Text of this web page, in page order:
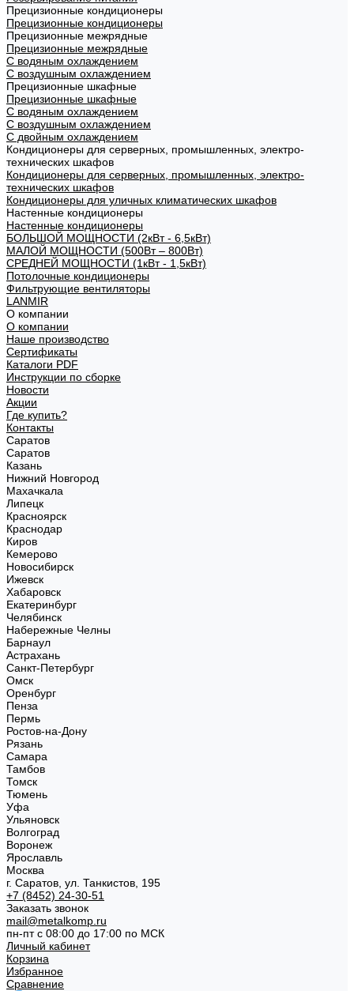
Прецизионные кондиционеры
Прецизионные кондиционеры
Прецизионные межрядные
Прецизионные межрядные
С водяным охлаждением
С воздушным охлаждением
Прецизионные шкафные
Прецизионные шкафные
С водяным охлаждением
С воздушным охлаждением
С двойным охлаждением
Кондиционеры для серверных, промышленных, электро-
технических шкафов
Кондиционеры для серверных, промышленных, электро-
технических шкафов
Кондиционеры для уличных климатических шкафов
Настенные кондиционеры
Настенные кондиционеры
БОЛЬШОЙ МОЩНОСТИ (2кВт - 6,5кВт)
МАЛОЙ МОЩНОСТИ (500Вт – 800Вт)
СРЕДНЕЙ МОЩНОСТИ (1кВт - 1,5кВт)
Потолочные кондиционеры
Фильтрующие вентиляторы
LANMIR
О компании
О компании
Наше производство
Сертификаты
Каталоги PDF
Инструкции по сборке
Новости
Акции
Где купить?
Контакты
Саратов
Саратов
Казань
Нижний Новгород
Махачкала
Липецк
Красноярск
Краснодар
Киров
Кемерово
Новосибирск
Ижевск
Хабаровск
Екатеринбург
Челябинск
Набережные Челны
Барнаул
Астрахань
Санкт-Петербург
Омск
Оренбург
Пенза
Пермь
Ростов-на-Дону
Рязань
Самара
Тамбов
Томск
Тюмень
Уфа
Ульяновск
Волгоград
Воронеж
Ярославль
Москва
г. Саратов, ул. Танкистов, 195
+7 (8452) 24-30-51
Заказать звонок
mail@metalkomp.ru
пн-пт с 08:00 до 17:00 по МСК
Личный кабинет
Корзина
Избранное
Сравнение